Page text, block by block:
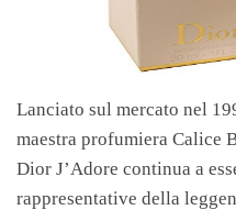
Lanciato sul mercato nel
maestra profumiera Calice
Dior J’Adore continua a
rappresentative della